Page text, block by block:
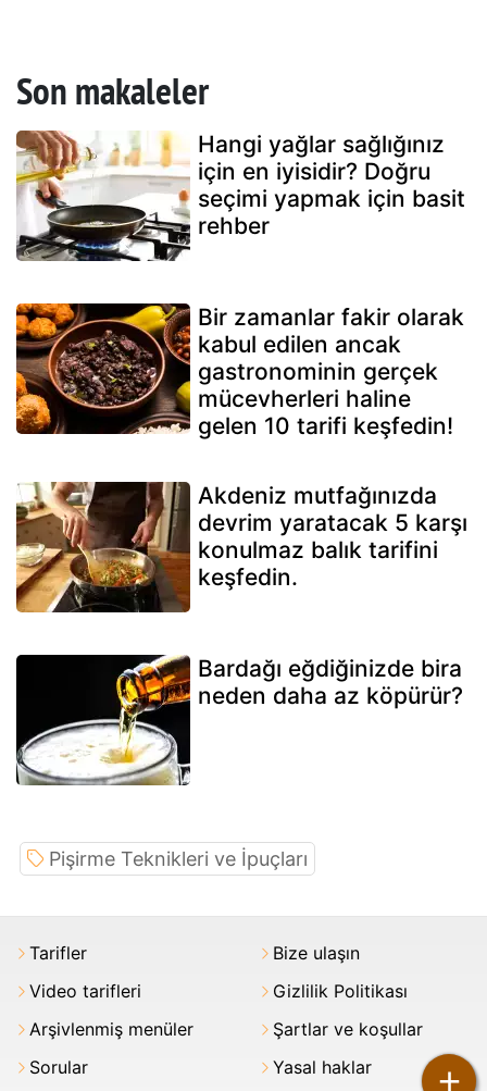
Son makaleler
Hangi yağlar sağlığınız
için en iyisidir? Doğru
seçimi yapmak için basit
rehber
Bir zamanlar fakir olarak
kabul edilen ancak
gastronominin gerçek
mücevherleri haline
gelen 10 tarifi keşfedin!
Akdeniz mutfağınızda
devrim yaratacak 5 karşı
konulmaz balık tarifini
keşfedin.
Bardağı eğdiğinizde bira
neden daha az köpürür?
+
Pişirme Teknikleri ve İpuçları
Tarifler
Video tarifleri
Arşivlenmiş menüler
Sorular
Bize ulaşın
Gizlilik Politikası
Şartlar ve koşullar
Yasal haklar